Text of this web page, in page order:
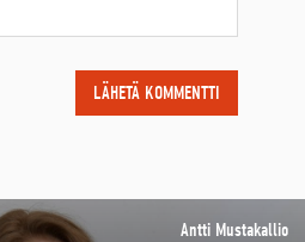
Antti Mustakallio